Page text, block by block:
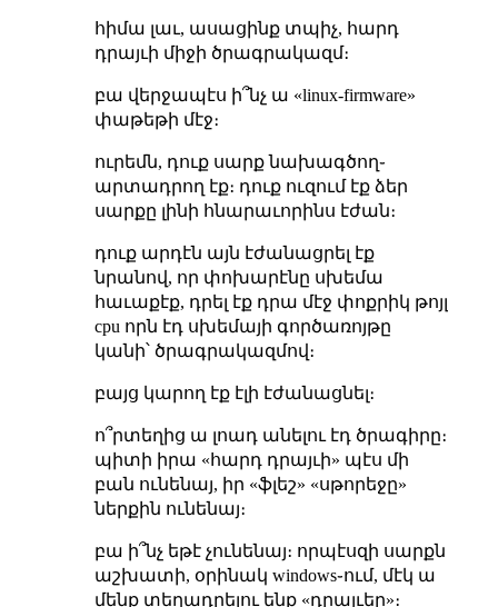
հիմա լաւ, ասացինք տպիչ, հարդ
դրայւի միջի ծրագրակազմ։
բա վերջապէս ի՞նչ ա «linux-firmware»
փաթեթի մէջ։
ուրեմն, դուք սարք նախագծող֊
արտադրող էք։ դուք ուզում էք ձեր
սարքը լինի հնարաւորինս էժան։
դուք արդէն այն էժանացրել էք
նրանով, որ փոխարէնը սխեմա
հաւաքէք, դրել էք դրա մէջ փոքրիկ թոյլ
cpu որն էդ սխեմայի գործառոյթը
կանի՝ ծրագրակազմով։
բայց կարող էք էլի էժանացնել։
ո՞րտեղից ա լոադ անելու էդ ծրագիրը։
պիտի իրա «հարդ դրայւի» պէս մի
բան ունենայ, իր «ֆլեշ» «սթորեջը»
ներքին ունենայ։
բա ի՞նչ եթէ չունենայ։ որպէսզի սարքն
աշխատի, օրինակ windows֊ում, մէկ ա
մենք տեղադրելու ենք «դրայւեր»։